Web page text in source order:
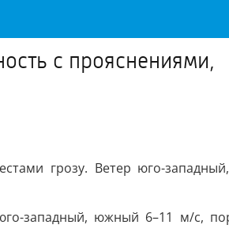
с прояснениями,
грозу. Ветер юго-
западный, южный 6–11 м/с,